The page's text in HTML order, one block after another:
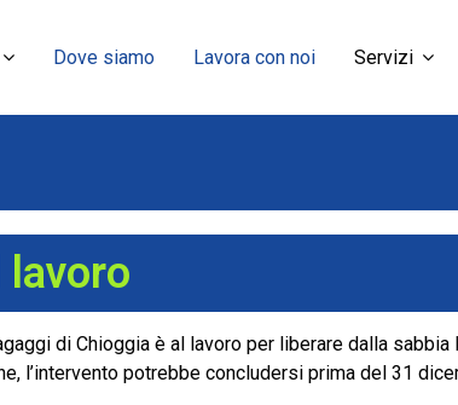
Dove siamo Lavora con noi Servizi
lavoro
di Chioggia è al lavoro per liberare dalla
l’intervento potrebbe concludersi prima del 31